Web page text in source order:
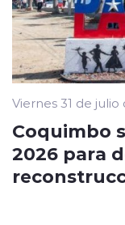
Viernes 31 de julio
Coquimbo
2026 para